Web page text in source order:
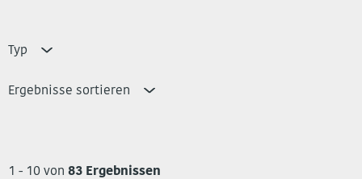
Typ
Ergebnisse sortieren
1 - 10 von 83 Ergebnissen